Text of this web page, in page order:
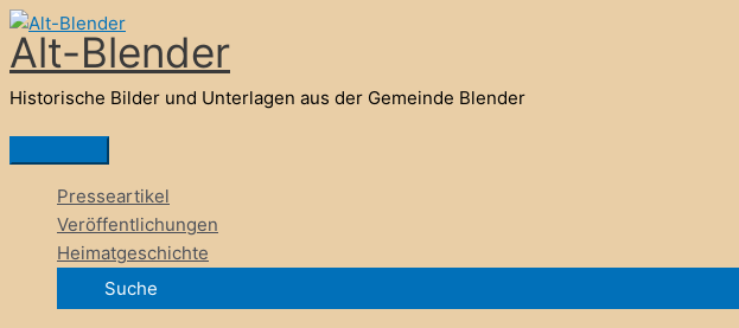
Zum
Inhalt
springen
Alt-Blender
Historische Bilder und Unterlagen aus der Gemeinde Blender
Hauptmenü
Presseartikel
Veröffentlichungen
Heimatgeschichte
Suche